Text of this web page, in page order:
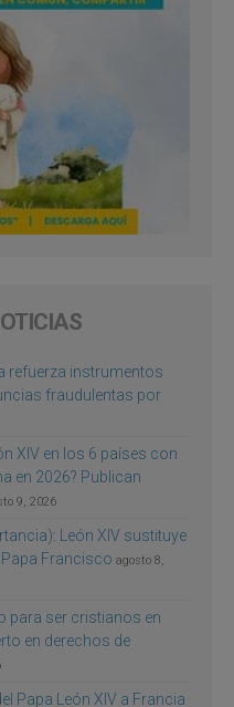
refuerza instrumentos
fraudulentas por
XIV en los 6 países con
en 2026? Publican
9, 2026
León XIV sustituye
Francisco agosto 8,
para ser cristianos en
en derechos de
Papa León XIV a Francia